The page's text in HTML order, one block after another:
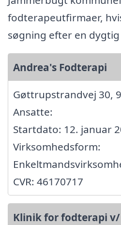
fodterapeutfirmaer,
søgning efter en
Andrea's Fodterapi
Gøttrupstrandvej 30,
Ansatte:
Startdato: 12. januar
Virksomhedsform:
CVR: 46170717
Klinik for fodterapi